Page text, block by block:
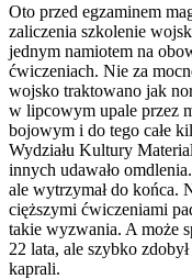
Oto przed egzaminem
zaliczenia szkolenie
jednym namiotem na
ćwiczeniach. Nie za
wojsko traktowano jak
w lipcowym upale przez
bojowym i do tego całe
Wydziału Kultury
innych udawało
ale wytrzymał do końca.
cięższymi ćwiczeniami
takie wyzwania. A może
22 lata, ale szybko
kaprali.